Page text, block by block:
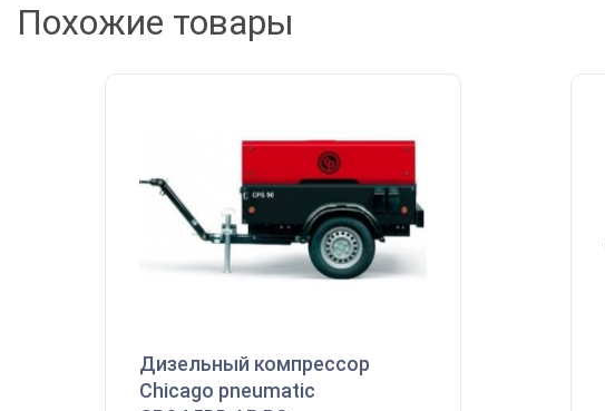
Похожие товары
Дизельный компрессор
Chicago pneumatic